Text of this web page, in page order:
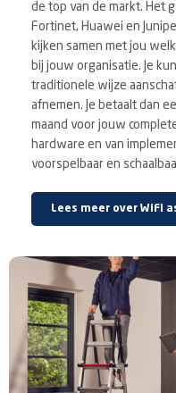
de top van de markt. Het
Fortinet, Huawei en
kijken samen met jou
bij jouw organisatie. Je
traditionele wijze
afnemen. Je betaalt dan
maand voor jouw
hardware en van
voorspelbaar en
Lees meer over WiFi